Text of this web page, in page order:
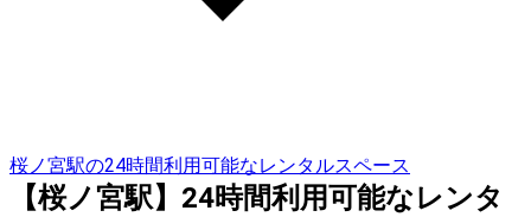
桜ノ宮駅の24時間利用可能なレンタルスペース
【桜ノ宮駅】24時間利用可能なレンタ